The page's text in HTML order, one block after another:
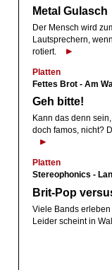
Metal Gulasch
Der Mensch wird
Lautsprechern,
rotiert.
Platten
Fettes Brot - Am
Geh bitte!
Kann das denn
doch famos, nicht?
Platten
Stereophonics -
Brit-Pop
Viele Bands erleben
Leider scheint in